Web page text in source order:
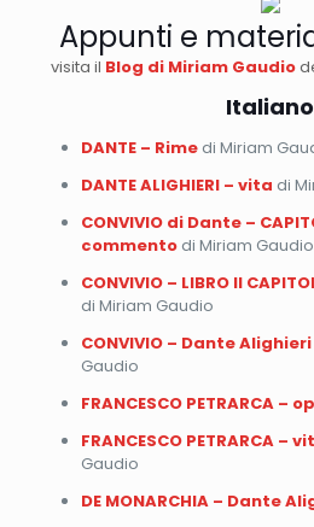
Appunti e
visita il Blog di Miriam Gaudio
Italiano
DANTE – Rimedi Miriam
DANTE ALIGHIERI – vita di
CONVIVIO di Dante –
commentodi Miriam Gaudio
CONVIVIO – LIBRO II
di Miriam Gaudio
CONVIVIO – Dante
Gaudio
FRANCESCO PETRARCA –
FRANCESCO PETRARCA –
Gaudio
DE MONARCHIA – Dante